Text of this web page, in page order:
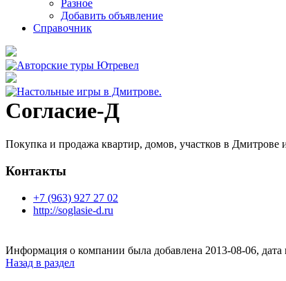
Разное
Добавить объявление
Справочник
Согласие-Д
Покупка и продажа квартир, домов, участков в Дмитрове
Контакты
+7 (963) 927 27 02
http://soglasie-d.ru
Информация о компании была добавлена 2013-08-06, дата
Назад в раздел